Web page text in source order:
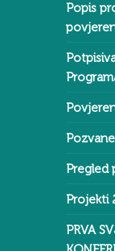
Popis
Pregled
Projekti
PRVA